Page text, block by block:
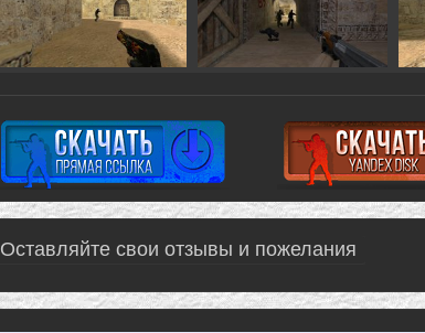
Оставляйте свои отзывы и пожелания